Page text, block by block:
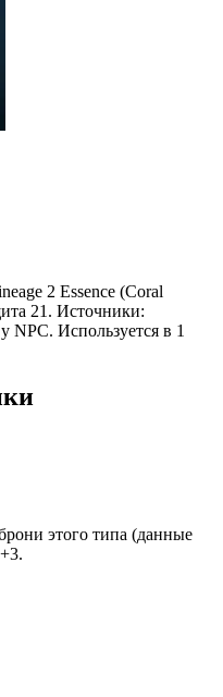
2 Essence (Coral
21. Источники:
NPC. Используется в 1
этого типа (данные